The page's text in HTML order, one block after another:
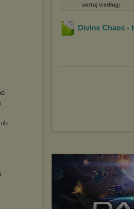
sortuj według:
Divine Chaos -